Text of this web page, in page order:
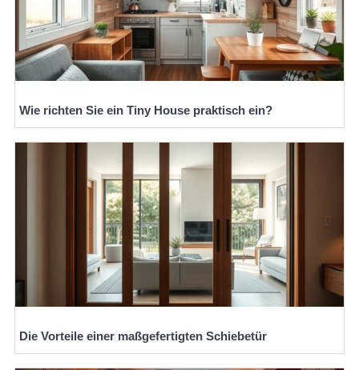
Wie richten Sie ein Tiny House praktisch ein?
Die Vorteile einer maßgefertigten Schiebetür